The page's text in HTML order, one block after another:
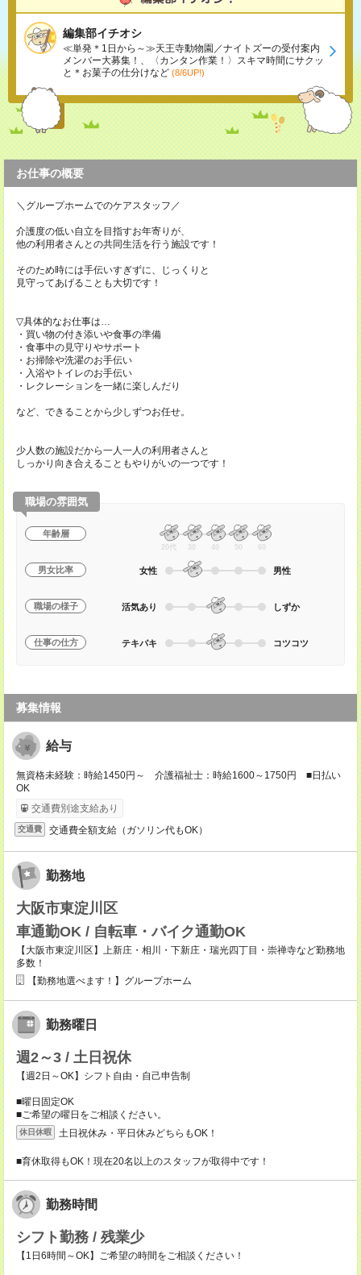
編集部イチオシ
≪単発＊1日から～≫天王寺動物園／ナイトズーの受付案内
メンバー大募集！、〈カンタン作業！〉スキマ時間にサクッ
と＊お菓子の仕分けなど (8/6UP!)
お仕事の概要
＼グループホームでのケアスタッフ／
介護度の低い自立を目指すお年寄りが、
他の利用者さんとの共同生活を行う施設です！
そのため時には手伝いすぎずに、じっくりと
見守ってあげることも大切です！
▽具体的なお仕事は…
・買い物の付き添いや食事の準備
・食事中の見守りやサポート
・お掃除や洗濯のお手伝い
・入浴やトイレのお手伝い
・レクレーションを一緒に楽しんだり
など、できることから少しずつお任せ。
少人数の施設だから一人一人の利用者さんと
しっかり向き合えることもやりがいの一つです！
職場の雰囲気
年齢層
20代 30 40 50 60
男女比率 女性 男性
職場の様子 活気あり しずか
仕事の仕方 テキパキ コツコツ
募集情報
給与
無資格未経験：時給1450円～ 介護福祉士：時給1600～1750円 ■日払い
OK
交通費別途支給あり
交通費 交通費全額支給（ガソリン代もOK）
勤務地
大阪市東淀川区
車通勤OK / 自転車・バイク通勤OK
【大阪市東淀川区】上新庄・相川・下新庄・瑞光四丁目・崇禅寺など勤務地
多数！
【勤務地選べます！】グループホーム
勤務曜日
週2～3 / 土日祝休
【週2日～OK】シフト自由・自己申告制
■曜日固定OK
■ご希望の曜日をご相談ください。
休日休暇 土日祝休み・平日休みどちらもOK！
■育休取得もOK！現在20名以上のスタッフが取得中です！
勤務時間
シフト勤務 / 残業少
【1日6時間～OK】ご希望の時間をご相談ください！